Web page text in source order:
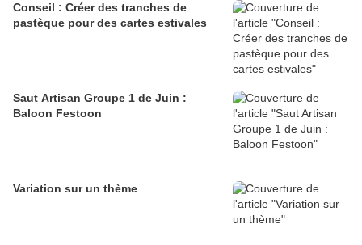
Conseil : Créer des tranches de
pastèque pour des cartes estivales
Saut Artisan Groupe 1 de Juin :
Baloon Festoon
Variation sur un thème